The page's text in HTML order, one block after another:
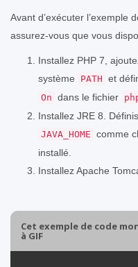
Avant d’exécuter l’exemple
assurez-vous que vous
Installez PHP 7,
système
PATH et
On dans le fichier
Installez JRE 8.
JAVA_HOME comme
installé.
Installez Apache
Cet exemple de code
à GIF